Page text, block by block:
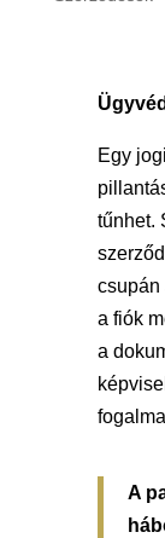
Egy
tűnhet.
csupán
a fiók
a
A